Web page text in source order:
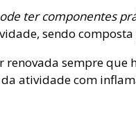
ter componentes
sendo
renovada sempre
atividade com